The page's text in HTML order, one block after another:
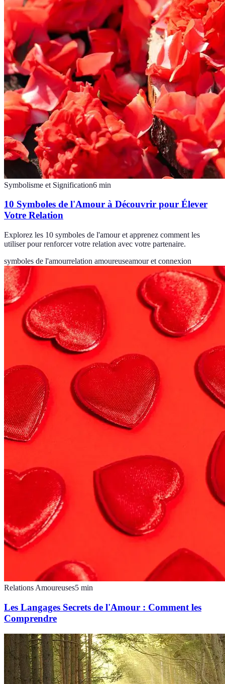
Symbolisme et Signification6 min
10 Symboles de l'Amour à Découvrir pour Élever
Votre Relation
Explorez les 10 symboles de l'amour et apprenez comment les
utiliser pour renforcer votre relation avec votre partenaire.
symboles de l'amourrelation amoureuseamour et connexion
Relations Amoureuses5 min
Les Langages Secrets de l'Amour : Comment les
Comprendre